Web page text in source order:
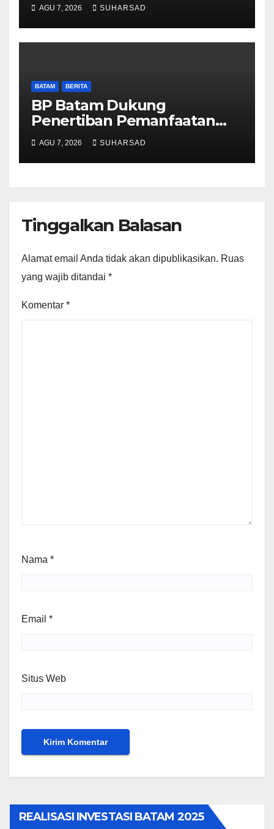
Reguler Segera Hadir Melalui
LMS
AGU 7, 2026 SUHARSAD
BATAM BERITA
BP Batam Dukung
Penertiban Pemanfaatan
Ruang Laut Sesuai
Ketentuan Peraturan
Perundang-undangan
AGU 7, 2026 SUHARSAD
Tinggalkan Balasan
Alamat email Anda tidak akan dipublikasikan. Ruas
yang wajib ditandai *
Komentar *
Nama *
Email *
Situs Web
REALISASI INVESTASI BATAM 2025